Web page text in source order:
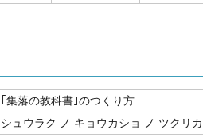
｢集落の教科書｣のつくり方
シュウラク ノ キョウカショ ノ ツクリ